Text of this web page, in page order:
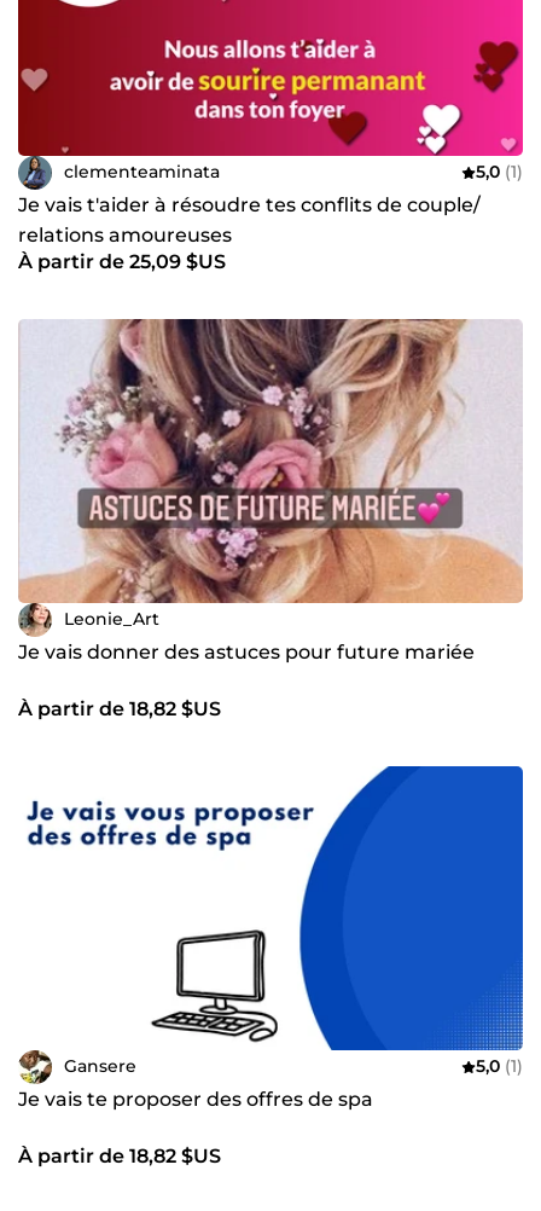
clementeaminata 5,0 (1)
Je vais t'aider à résoudre tes conflits de couple/
relations amoureuses
À partir de 25,09 $US
Leonie_Art
Je vais donner des astuces pour future mariée
À partir de 18,82 $US
Gansere 5,0 (1)
Je vais te proposer des offres de spa
À partir de 18,82 $US